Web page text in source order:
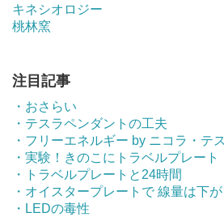
キネシオロジー
桃林窯
注目記事
・おさらい
・テスラペンダントの工夫
・フリーエネルギー by ニコラ・テ
・実験！きのこにトラベルプレート
・トラベルプレートと24時間
・オイスタープレートで 線量は下が
・LEDの毒性